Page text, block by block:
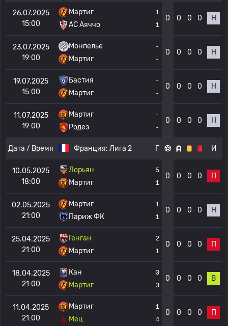
26.07.2025
15:00
Мартиг
AC Аяччо
1
1
0 0 0 0 Н
23.07.2025
19:00
Монпелье
Мартиг
-
-
0 0 0 0 Н
19.07.2025
15:00
Бастия
Мартиг
-
-
0 0 0 0 Н
11.07.2025
19:00
Мартиг
Родез
-
-
0 0 0 0 Н
Дата / Время Франция: Лига 2 Г И
10.05.2025
18:00
Лорьян
Мартиг
5
1
0 0 0 0 П
02.05.2025
21:00
Мартиг
Париж ФК
1
1
0 0 0 0 Н
25.04.2025
21:00
Генган
Мартиг
2
1
0 0 0 0 П
18.04.2025
21:00
Кан
Мартиг
0
3
0 0 0 0 В
11.04.2025
21:00
Мартиг
Мец
1
4
0 0 0 0 П